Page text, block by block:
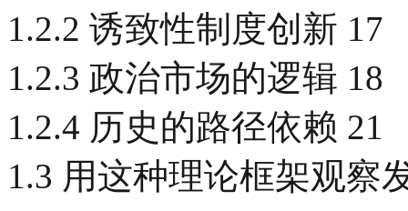
1.2.2 诱致性制度创新 17
1.2.3 政治市场的逻辑 18
1.2.4 历史的路径依赖 21
1.3 用这种理论框架观察